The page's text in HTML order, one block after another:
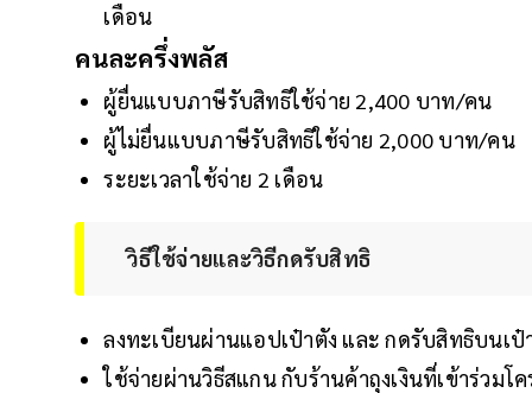
เดือน
คนละครึ่งพลัส
ผู้ยื่นแบบภาษีรับสิทธิใช้จ่าย 2,400 บาท/คน
ผู้ไม่ยื่นแบบภาษีรับสิทธิใช้จ่าย 2,000 บาท/คน
ระยะเวลาใช้จ่าย 2 เดือน
วิธีใช้จ่ายและวิธีกดรับสิทธิ
ลงทะเบียนผ่านแอปเป๋าตัง และ กดรับสิทธิบนเป๋
ใช้จ่ายผ่านวิธีสแกน กับร้านค้าถุงเงินที่เข้าร่วมโค